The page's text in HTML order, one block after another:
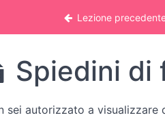
VITA PRATICA
Lezione
Spiedini di
sei autorizzato a visualizzare